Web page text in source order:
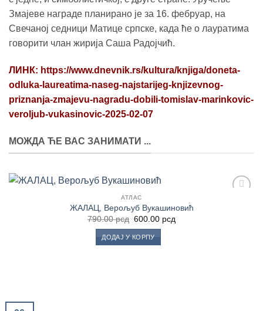
Змајеве награде планирано је за 16. фебруар, на
Свечаној седници Матице српске, када ће о лауратима
говорити члан жирија Саша Радојчић.
ЛИНК: https://www.dnevnik.rs/kultura/knjiga/doneta-
odluka-laureatima-naseg-najstarijeg-knjizevnog-
priznanja-zmajevu-nagradu-dobili-tomislav-marinkovic-
veroljub-vukasinovic-2025-02-07
МОЖДА ЋЕ ВАС ЗАНИМАТИ ...
АТЛАС
ЖАЛАЦ, Верољуб Вукашиновић
790.00рсд Оригинална
је
била:
600.00 рсд
цена
ДОДАЈ У КОРПУ